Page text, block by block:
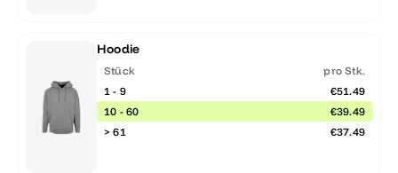
Hoodie
Stück
pro Stk.
1 - 9
€51.49
10 - 60
€39.49
> 61
€37.49